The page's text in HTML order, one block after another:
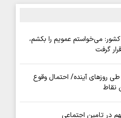
می‌خواستم عمویم را بکشم،
گرفت
روزهای آینده/ احتمال وقوع
نقاط
در تامین اجتماعی